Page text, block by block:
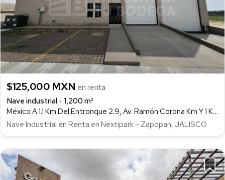
$125,000 MXN en renta
Nave industrial
1,200 m²
México A 1.1 Km Del Entronque 2.9, Av. Ramón Corona Km Y 1 Km, Nextipac, Zapopan
Nave Industrial en Renta en Nextipark – Zapopan, JALISCO